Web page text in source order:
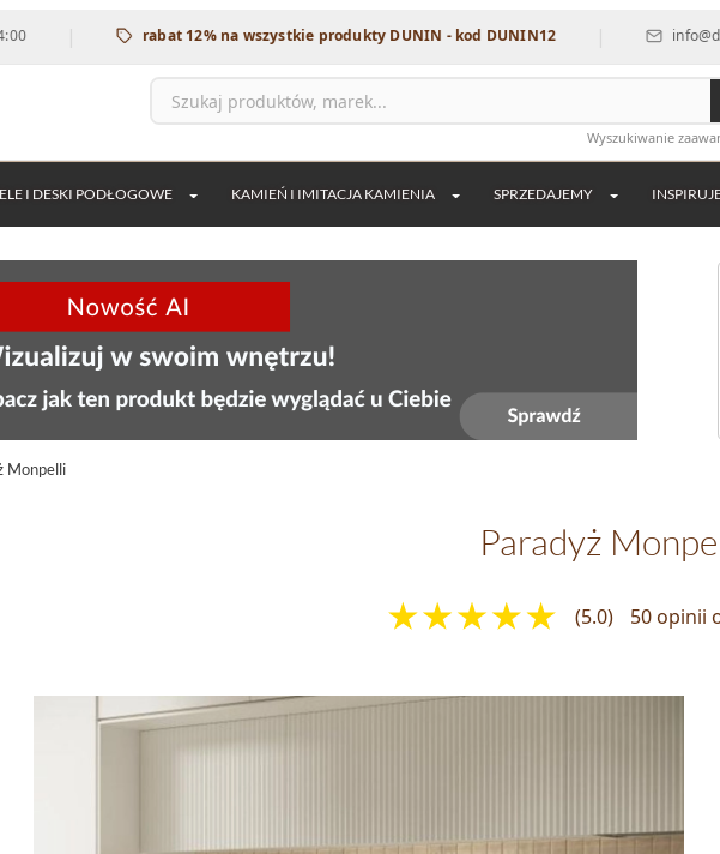
rabat 12% na wszystkie produkty DUNIN - kod DUNIN12 | info@dekordia.pl
Wyszukiwanie
I DESKI PODŁOGOWE KAMIEŃ I IMITACJA KAMIENIA SPRZEDAJEMY
Monpelli
Paradyż
(5.0) 50 opinii